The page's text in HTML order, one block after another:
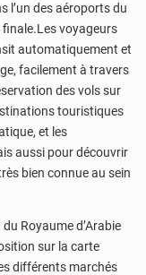
l’un des aéroports du
voyageurs
automatiquement et
facilement à travers
des vols sur
touristiques
et les
aussi pour découvrir
bien connue au sein
Royaume d’Arabie
sur la carte
différents marchés